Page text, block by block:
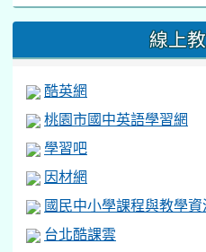
線上
酷英網
桃園市國中英語學習網
學習吧
因材網
國民中小學課程與教學資
台北酷課雲